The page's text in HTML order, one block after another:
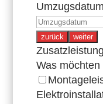
Umzugsdatum
zurück weiter
Was